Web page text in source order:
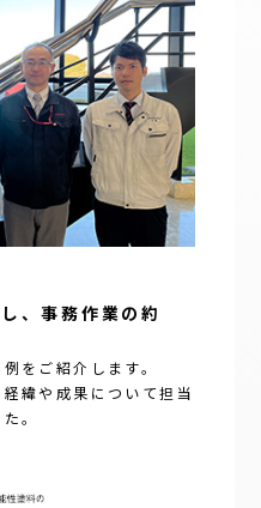
、事務作業の約
をご紹介します。
緯や成果について担当
。